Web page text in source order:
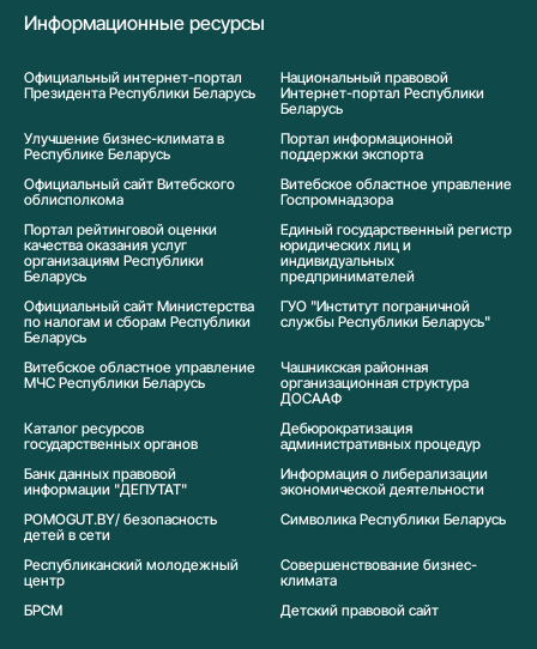
Информационные ресурсы
Официальный интернет-портал
Президента Республики Беларусь
Национальный правовой
Интернет-портал Республики
Беларусь
Улучшение бизнес-климата в
Республике Беларусь
Портал информационной
поддержки экспорта
Официальный сайт Витебского
облисполкома
Витебское областное управление
Госпромнадзора
Портал рейтинговой оценки
качества оказания услуг
организациям Республики
Беларусь
Единый государственный регистр
юридических лиц и
индивидуальных
предпринимателей
Официальный сайт Министерства
по налогам и сборам Республики
Беларусь
ГУО "Институт пограничной
службы Республики Беларусь"
Витебское областное управление
МЧС Республики Беларусь
Чашникская районная
организационная структура
ДОСААФ
Каталог ресурсов
государственных органов
Дебюрократизация
административных процедур
Банк данных правовой
информации "ДЕПУТАТ"
Информация о либерализации
экономической деятельности
POMOGUT.BY/ безопасность
детей в сети
Символика Реcпублики Беларусь
Республиканский молодежный
центр
Совершенствование бизнес-
климата
БРСМ
Детский правовой сайт